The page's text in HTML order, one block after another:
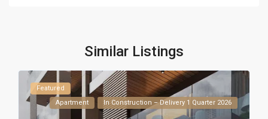
Similar Listings
Featured
Apartment
In Construction – Delivery 1 Quarter 2026